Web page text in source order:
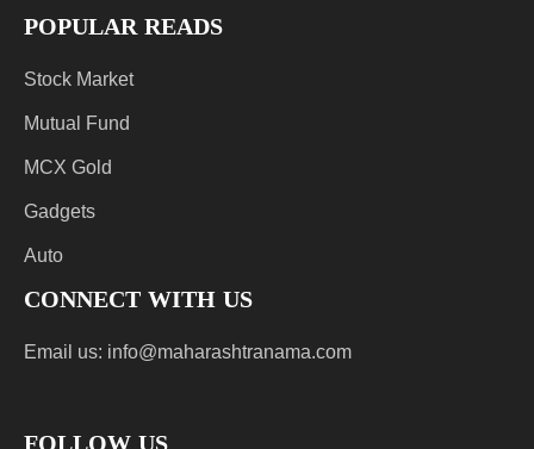
POPULAR READS
Stock Market
Mutual Fund
MCX Gold
Gadgets
Auto
CONNECT WITH US
Email us: info@maharashtranama.com